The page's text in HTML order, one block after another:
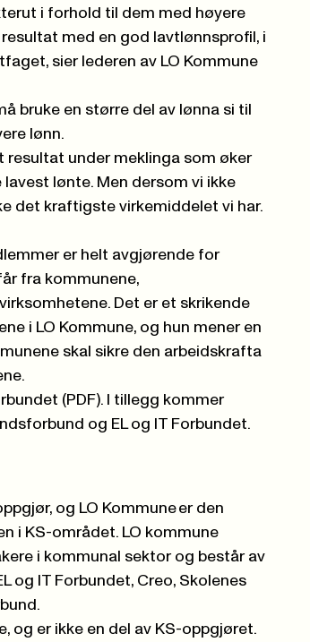
i forhold til dem med høyere
med en god lavtlønnsprofil, i
sier lederen av LO Kommune
bruke en større del av lønna si til
lønn.
under meklinga som øker
lønte. Men dersom vi ikke
det kraftigste virkemiddelet vi har.
er helt avgjørende for
fra kommunene,
Det er et skrikende
i LO Kommune, og hun mener en
skal sikre den arbeidskrafta
(PDF). I tillegg kommer
og EL og IT Forbundet.
og LO Kommune er den
i KS-området. LO kommune
i kommunal sektor og består av
og IT Forbundet, Creo, Skolenes
og er ikke en del av KS-oppgjøret.